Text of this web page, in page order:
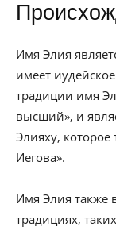
Имя Элия
имеет
традиции имя
высший», и
Элияху,
Иегова».
Имя Элия также
традициях,